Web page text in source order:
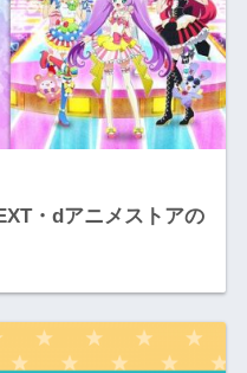
・dアニメストアの